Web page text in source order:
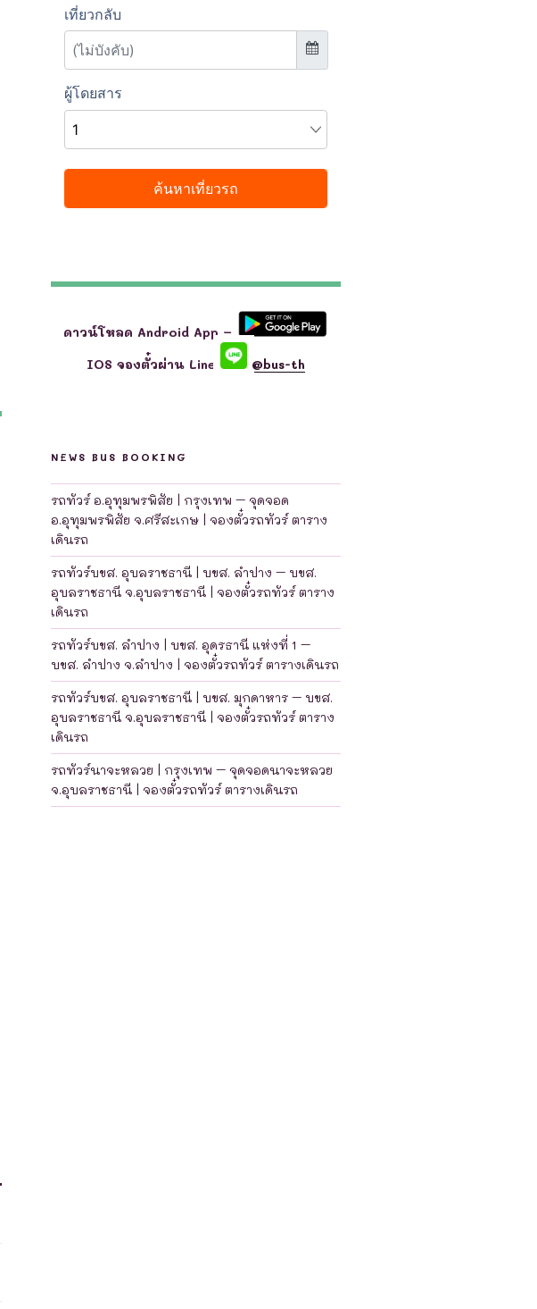
ดาวน์โหลด Android App –
IOS จองตั๋วผ่าน Line
@bus-th
NEWS BUS BOOKING
รถทัวร์ อ.อุทุมพรพิสัย | กรุงเทพ – จุดจอด
อ.อุทุมพรพิสัย จ.ศรีสะเกษ | จองตั๋วรถทัวร์ ตาราง
เดินรถ
รถทัวร์บขส. อุบลราชธานี | บขส. ลำปาง – บขส.
อุบลราชธานี จ.อุบลราชธานี | จองตั๋วรถทัวร์ ตาราง
เดินรถ
รถทัวร์บขส. ลำปาง | บขส. อุดรธานี แห่งที่ 1 –
บขส. ลำปาง จ.ลำปาง | จองตั๋วรถทัวร์ ตารางเดินรถ
รถทัวร์บขส. อุบลราชธานี | บขส. มุกดาหาร – บขส.
อุบลราชธานี จ.อุบลราชธานี | จองตั๋วรถทัวร์ ตาราง
เดินรถ
รถทัวร์นาจะหลวย | กรุงเทพ – จุดจอดนาจะหลวย
จ.อุบลราชธานี | จองตั๋วรถทัวร์ ตารางเดินรถ